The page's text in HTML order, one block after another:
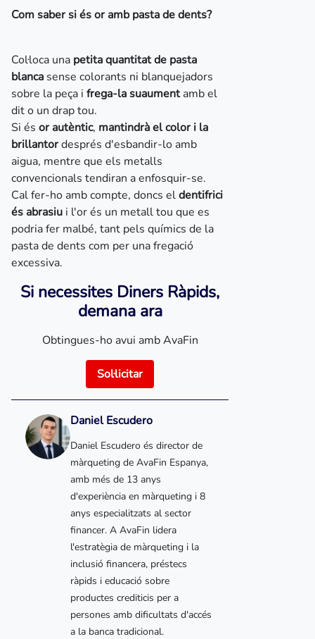
Com saber si és or amb pasta de dents?
Col·loca una petita quantitat de pasta
blanca sense colorants ni blanquejadors
sobre la peça i frega-la suaumentamb el
dit o un drap tou.
Si és or autèntic, mantindrà el color i la
brillantordesprés d'esbandir-lo amb
aigua, mentre que els metalls
convencionals tendiran a enfosquir-se.
Cal fer-ho amb compte, doncs eldentifrici
és abrasiu i l'or és un metall tou que es
podria fer malbé, tant pels químics de la
pasta de dents com per una fregació
excessiva.
Si necessites Diners Ràpids,
demana ara
Obtingues-ho avui amb AvaFin
Sol·licitar
Daniel Escudero
Daniel Escudero és director de
màrqueting de AvaFin Espanya,
amb més de 13 anys
d'experiència en màrqueting i 8
anys especialitzats al sector
financer. A AvaFin lidera
l'estratègia de màrqueting i la
inclusió financera, préstecs
ràpids i educació sobre
productes crediticis per a
persones amb dificultats d'accés
a la banca tradicional.